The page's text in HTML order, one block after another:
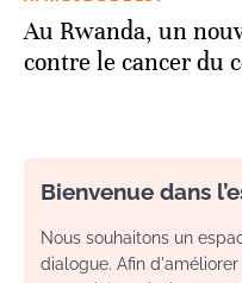
Au Rwanda, un
contre le cancer du
Bienvenue dans
Nous souhaitons un
dialogue. Afin